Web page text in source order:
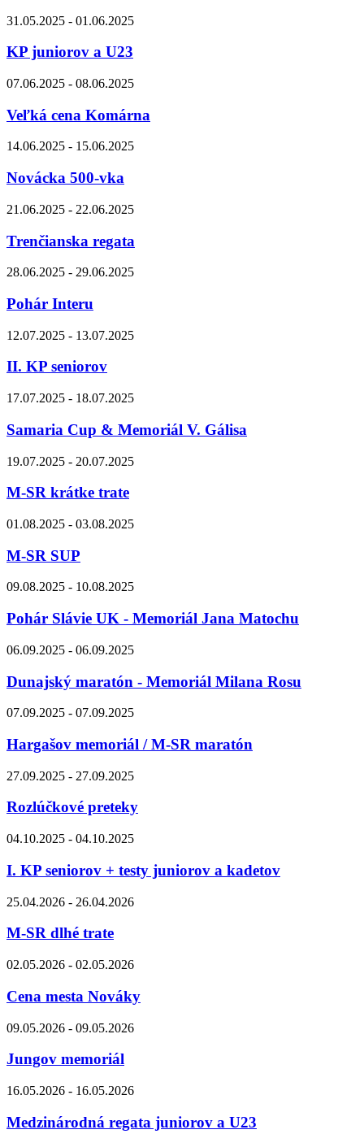
31.05.2025 - 01.06.2025
KP juniorov a U23
07.06.2025 - 08.06.2025
Veľká cena Komárna
14.06.2025 - 15.06.2025
Novácka 500-vka
21.06.2025 - 22.06.2025
Trenčianska regata
28.06.2025 - 29.06.2025
Pohár Interu
12.07.2025 - 13.07.2025
II. KP seniorov
17.07.2025 - 18.07.2025
Samaria Cup & Memoriál V. Gálisa
19.07.2025 - 20.07.2025
M-SR krátke trate
01.08.2025 - 03.08.2025
M-SR SUP
09.08.2025 - 10.08.2025
Pohár Slávie UK - Memoriál Jana Matochu
06.09.2025 - 06.09.2025
Dunajský maratón - Memoriál Milana Rosu
07.09.2025 - 07.09.2025
Hargašov memoriál / M-SR maratón
27.09.2025 - 27.09.2025
Rozlúčkové preteky
04.10.2025 - 04.10.2025
I. KP seniorov + testy juniorov a kadetov
25.04.2026 - 26.04.2026
M-SR dlhé trate
02.05.2026 - 02.05.2026
Cena mesta Nováky
09.05.2026 - 09.05.2026
Jungov memoriál
16.05.2026 - 16.05.2026
Medzinárodná regata juniorov a U23